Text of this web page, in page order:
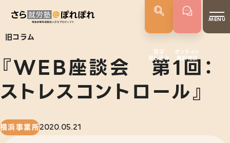
MENU
さらぽれについて
就労実績
代表者あいさつ
さらぽれの歴史
見学
申し込み
オンライン
無料相談
旧コラム
『WEB座談会 第1回：
ストレスコントロール』
横浜事業所2020.05.21